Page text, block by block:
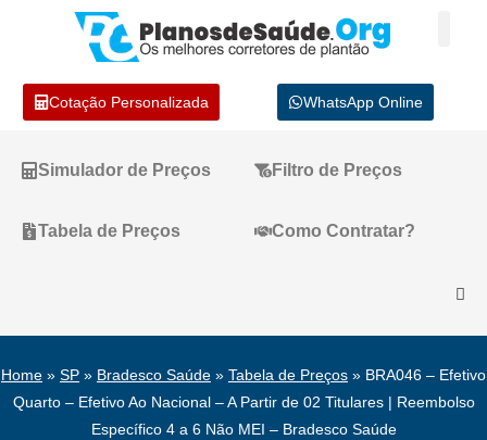
Cotação Personalizada WhatsApp Online
Simulador de Preços Filtro de Preços
Tabela de Preços Como Contratar?
Home » SP » Bradesco Saúde » Tabela de Preços » BRA046 – Efetivo
Quarto – Efetivo Ao Nacional – A Partir de 02 Titulares | Reembolso
Específico 4 a 6 Não MEI – Bradesco Saúde